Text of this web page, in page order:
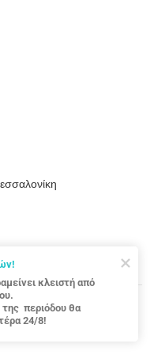
κλειστή από
περιόδου θα
24/8!